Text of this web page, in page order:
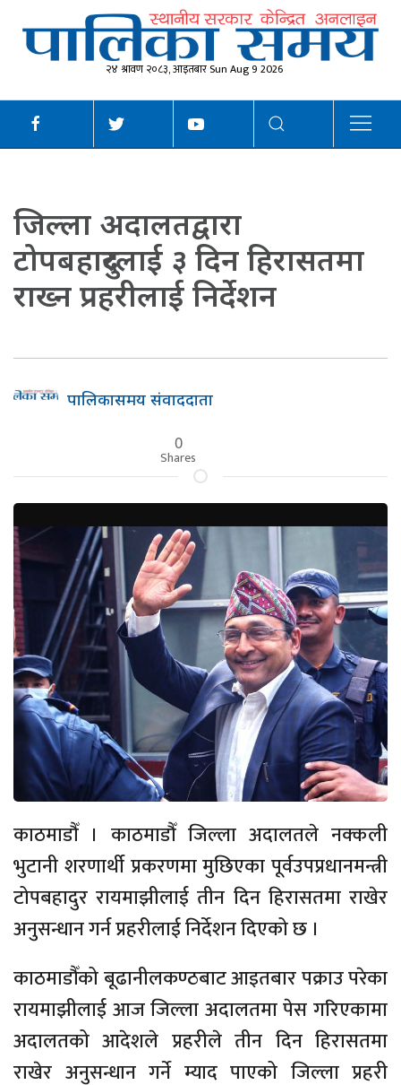
२४ श्रावण २०८३, आइतबार Sun Aug 9 2026
जिल्ला अदालतद्वारा
टोपबहादुरलाई ३ दिन हिरासतमा
राख्न प्रहरीलाई निर्देशन
पालिकासमय संवाददाता
0
Shares
काठमाडौँ । काठमाडौँ जिल्ला अदालतले नक्कली
भुटानी शरणार्थी प्रकरणमा मुछिएका पूर्वउपप्रधानमन्त्री
टोपबहादुर रायमाझीलाई तीन दिन हिरासतमा राखेर
अनुसन्धान गर्न प्रहरीलाई निर्देशन दिएको छ ।
काठमाडौँको बूढानीलकण्ठबाट आइतबार पक्राउ परेका
रायमाझीलाई आज जिल्ला अदालतमा पेस गरिएकामा
अदालतको आदेशले प्रहरीले तीन दिन हिरासतमा
राखेर अनुसन्धान गर्ने म्याद पाएको जिल्ला प्रहरी